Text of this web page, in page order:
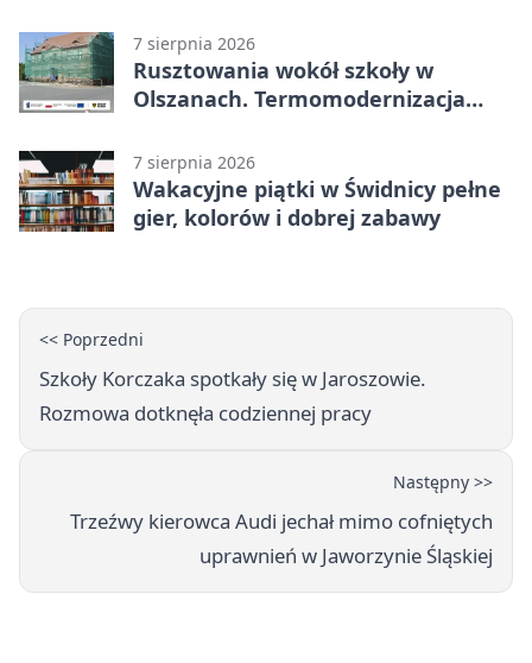
7 sierpnia 2026
Rusztowania wokół szkoły w
Olszanach. Termomodernizacja
7 sierpnia 2026
Wakacyjne piątki w Świdnicy pełne
gier, kolorów i dobrej zabawy
<< Poprzedni
Szkoły Korczaka spotkały się w Jaroszowie.
Rozmowa dotknęła codziennej pracy
Następny >>
Trzeźwy kierowca Audi jechał mimo cofniętych
uprawnień w Jaworzynie Śląskiej